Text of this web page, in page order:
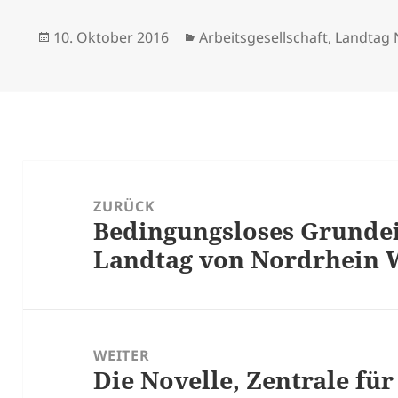
Veröffentlicht
10. Oktober 2016 Kategorien
Arbeitsgesellschaft, Landtag
NavigationZURÜCK
Vorheriger
Beitrag:
Bedingungsloses
Landtag von Nordrhein
WEITER
Nächster
Die Novelle, Zentrale